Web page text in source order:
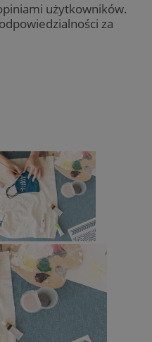
użytkowników.
za